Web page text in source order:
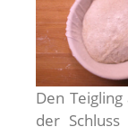
Den
der